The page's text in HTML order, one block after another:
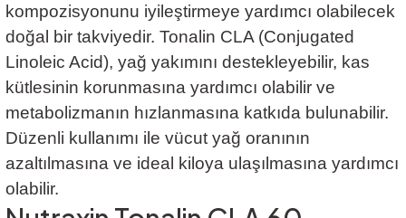
kompozisyonunu iyileştirmeye yardımcı olabilecek
doğal bir takviyedir. Tonalin CLA (Conjugated
Linoleic Acid), yağ yakımını destekleyebilir, kas
kütlesinin korunmasına yardımcı olabilir ve
metabolizmanın hızlanmasına katkıda bulunabilir.
Düzenli kullanımı ile vücut yağ oranının
azaltılmasına ve ideal kiloya ulaşılmasına yardımcı
olabilir.